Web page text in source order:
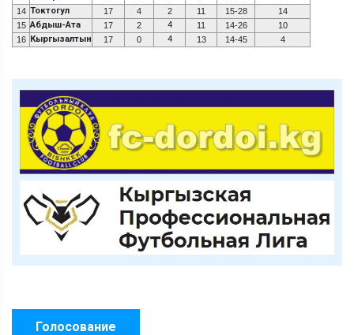
14 Токтогул 17 4 2 11 15-28
14
15 Абдыш-Ата 17 2 4 11 14-26
10
16
Кыргызалтын 17 0 4 13 14-45 4
Голосование